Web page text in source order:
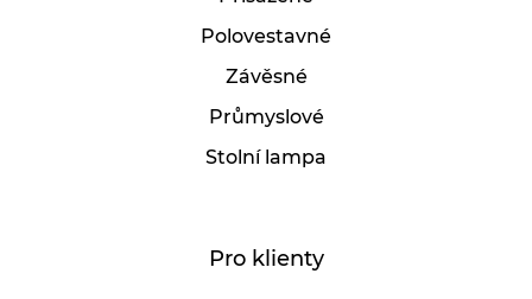
Polovestavné
Závěsné
Průmyslové
Stolní lampa
Pro klienty